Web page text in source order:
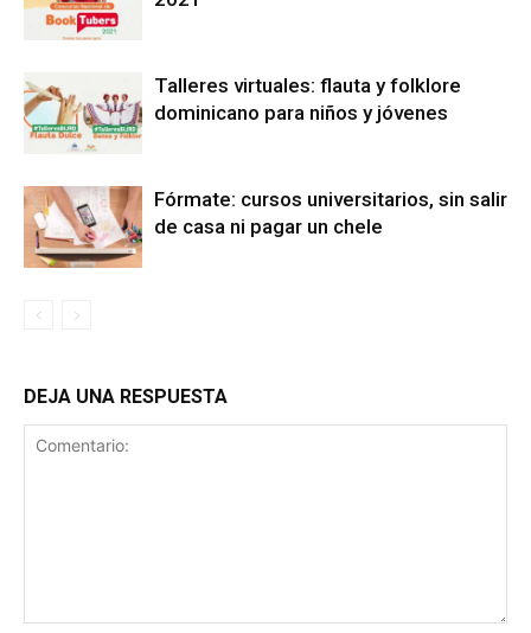
Talleres virtuales: flauta y folklore
dominicano para niños y jóvenes
Fórmate: cursos universitarios, sin salir
de casa ni pagar un chele
DEJA UNA RESPUESTA